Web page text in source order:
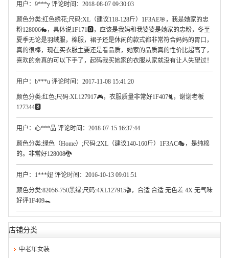
用户：9***y 评论时间：2018-08-07 09:30:03
颜色分类:红色绣花;尺码:XL（建议118-128斤）1F3AE🎯，我是她家的忠
粉128006🐇，具体说1F171🅾，应该是我妈和我婆婆是她家的忠粉，冬至
夏季无论是羽绒服，棉服，裙子还是休闲的款式都非常符合妈妈的胃口，
真的很棒，现在买衣服主要还是看品质，她家的品质真的性价比超高了，
喜欢的亲真的可以下手了，起码我买她家的衣服从家就没有让人失望过！
用户：b***u 评论时间：2017-11-08 15:41:20
颜色分类:红色;尺码:XL127917🎮，衣服质量非常好1F407🐈，谢谢老板
127344🅱
用户：心***晶 评论时间：2018-07-15 16:37:44
颜色分类:绿色（Home）;尺码:2XL（建议140-160斤）1F3AC🎭，是纯棉
的。非常好128008🐉
用户：1***妞 评论时间：2016-10-13 09:01:51
颜色分类:82056-750黑绿;尺码:4XL127915🎬，合适 合适 无色差 4X 无气味
好评1F409🐊
店铺分类
中老年女装